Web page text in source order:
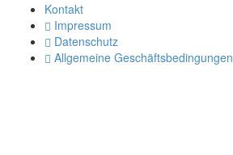
Kontakt
Impressum
Datenschutz
Allgemeine Geschäftsbedingungen